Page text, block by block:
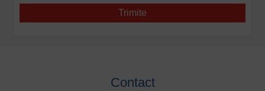
Contact